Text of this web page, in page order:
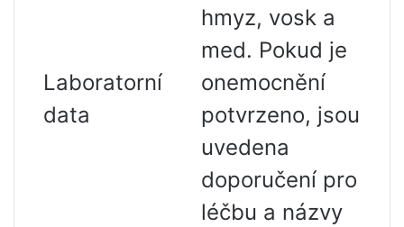
Laboratorní
data
hmyz, vosk a
med. Pokud je
onemocnění
potvrzeno, jsou
uvedena
doporučení pro
léčbu a názvy